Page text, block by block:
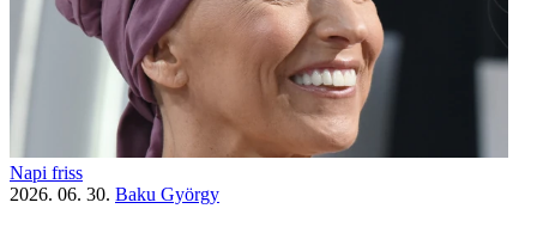
Napi friss
2026. 06. 30. Baku György